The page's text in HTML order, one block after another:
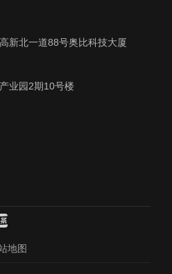
新北一道88号奥比科技大厦
业园2期10号楼
地图